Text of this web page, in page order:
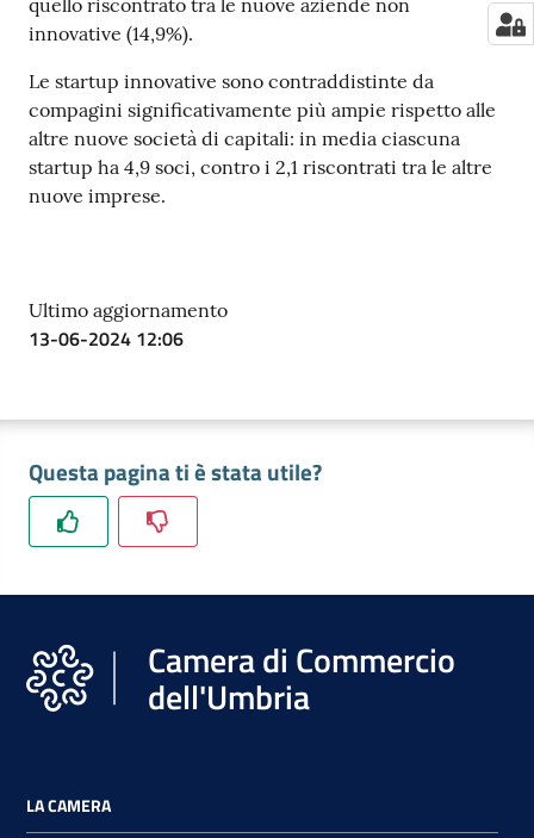
quello riscontrato tra le nuove aziende non
innovative (14,9%).
Le startup innovative sono contraddistinte da
compagini significativamente più ampie rispetto alle
altre nuove società di capitali: in media ciascuna
startup ha 4,9 soci, contro i 2,1 riscontrati tra le altre
nuove imprese.
Ultimo aggiornamento
13-06-2024 12:06
Questa pagina ti è stata utile?
Camera di Commercio
dell'Umbria
LA CAMERA